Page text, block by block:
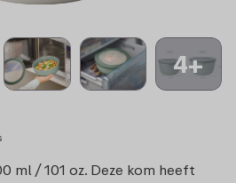
4+
ml / 101 oz. Deze kom heeft